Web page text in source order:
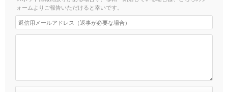
ォームよりご報告いただけると幸いです。